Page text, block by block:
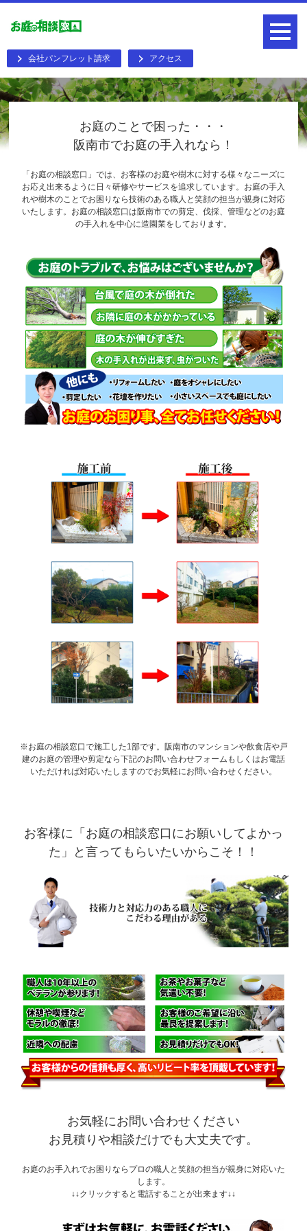
会社パンフレット請求 アクセス
お庭のことで困った・・・
阪南市でお庭の手入れなら！
「お庭の相談窓口」では、お客様のお庭や樹木に対する様々なニーズに
お応え出来るように日々研修やサービスを追求しています。お庭の手入
れや樹木のことでお困りなら技術のある職人と笑顔の担当が親身に対応
いたします。お庭の相談窓口は阪南市での剪定、伐採、管理などのお庭
の手入れを中心に造園業をしております。
※お庭の相談窓口で施工した1部です。阪南市のマンションや飲食店や戸
建のお庭の管理や剪定なら下記のお問い合わせフォームもしくはお電話
いただければ対応いたしますのでお気軽にお問い合わせください。
お客様に「お庭の相談窓口にお願いしてよかっ
た」と言ってもらいたいからこそ！！
お気軽にお問い合わせください
お見積りや相談だけでも大丈夫です。
お庭のお手入れでお困りならプロの職人と笑顔の担当が親身に対応いた
します。
↓↓クリックすると電話することが出来ます↓↓